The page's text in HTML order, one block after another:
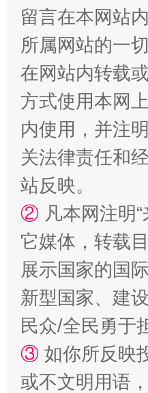
扯下公款旅游的“
“蜀中异人”王建安的
留言在本网站
所属网站的一
在网站内转载
方式使用本网
内使用，并注
关法律责任和
站反映。
② 凡本网注明
它媒体，转载
展示国家的国
新型国家、建
民众/全民勇于
③ 如你所反映
或不文明用语